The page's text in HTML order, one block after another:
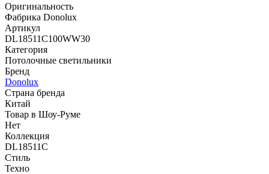
Оригинальность
Фабрика Donolux
Артикул
DL18511C100WW30
Категория
Потолочные светильники
Бренд
Donolux
Страна бренда
Китай
Товар в Шоу-Руме
Нет
Коллекция
DL18511C
Стиль
Техно